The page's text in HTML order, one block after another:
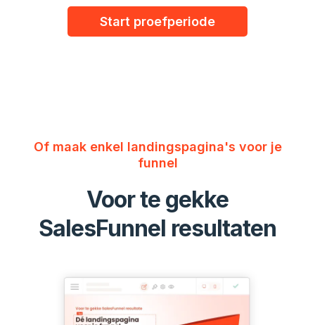
Start proefperiode
Of maak enkel landingspagina's voor je
funnel
Voor te gekke
SalesFunnel resultaten